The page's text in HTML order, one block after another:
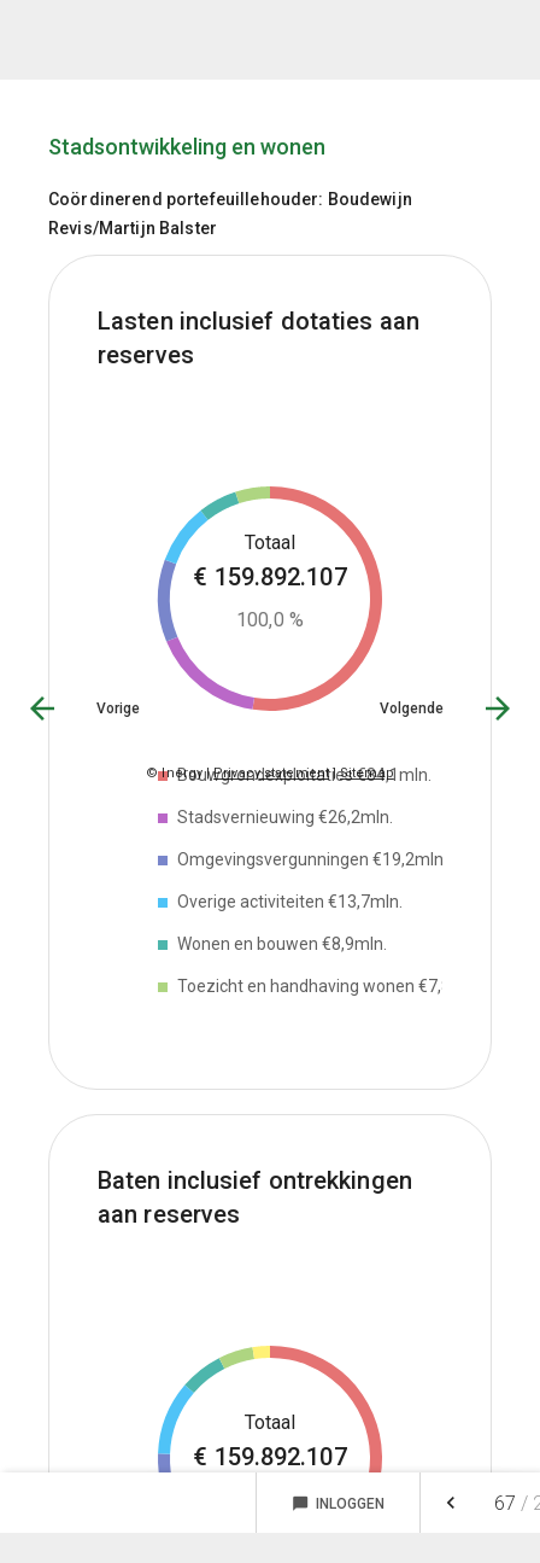
Stadsontwikkeling en wonen
Coördinerend portefeuillehouder: Boudewijn
Revis/Martijn Balster
Lasten inclusief dotaties aan
reserves
€ 159.892.107
100,0 %
Bouwgrondexploitaties €84,1mln.
Stadsvernieuwing €26,2mln.
Omgevingsvergunningen €19,2mln.
Overige activiteiten €13,7mln.
Wonen en bouwen €8,9mln.
Toezicht en handhaving wonen €7,8mln.
Baten inclusief ontrekkingen
aan reserves
€ 159.892.107
100,0 %
Vorige Volgende
© Inergy|Privacy statement|Sitemap
FAVORIETEN
chat_bubble INLOGGEN keyboard_arrow_left 67 /